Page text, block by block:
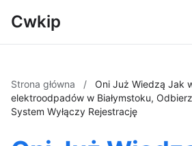
Cwkip
Strona główna /
Oni Już Wiedzą Jak
elektroodpadów w Białymstoku,
System Wyłączy Rejestrację